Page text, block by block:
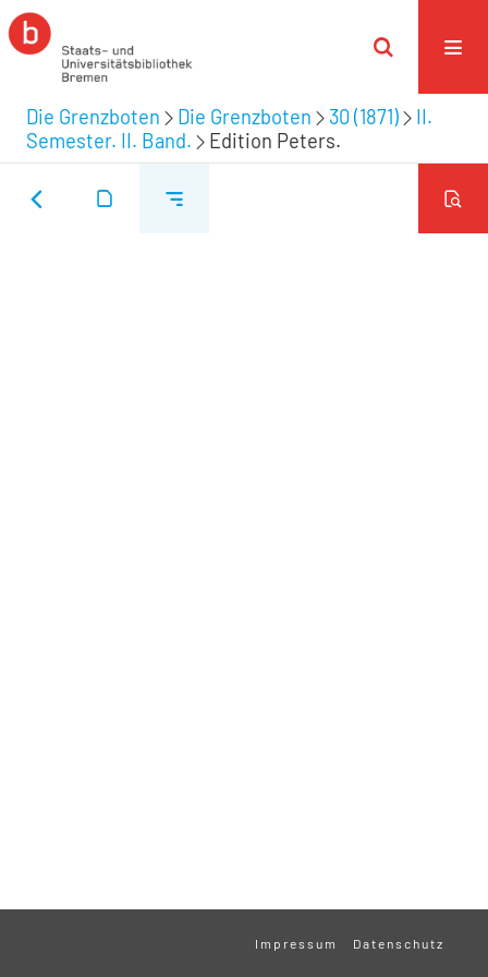
Die Grenzboten Die Grenzboten 30 (1871)
II.
Semester. II. Band.
Edition Peters.
Impressum Datenschutz